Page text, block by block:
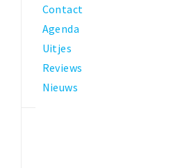
Contact
Agenda
Uitjes
Reviews
Nieuws